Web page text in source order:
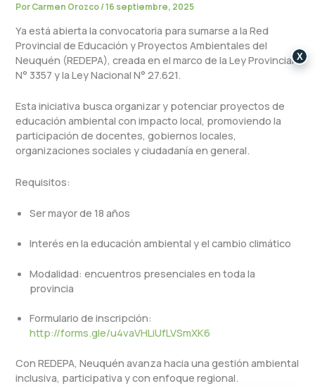
PorCarmen Orozco/16 septiembre, 2025
Ya está abierta la convocatoria para sumarse a la Red
Provincial de Educación y Proyectos Ambientales del
Neuquén (REDEPA), creada en el marco de la Ley Provincial
N° 3357 y la Ley Nacional N° 27.621.
Esta iniciativa busca organizar y potenciar proyectos de
educación ambiental con impacto local, promoviendo la
participación de docentes, gobiernos locales,
organizaciones sociales y ciudadanía en general.
Requisitos:
Ser mayor de 18 años
Interés en la educación ambiental y el cambio climático
Modalidad: encuentros presenciales en toda la
provincia
Formulario de inscripción:
http://forms.gle/u4vaVHLiUfLVSmXK6
Con REDEPA, Neuquén avanza hacia una gestión ambiental
inclusiva, participativa y con enfoque regional.
X